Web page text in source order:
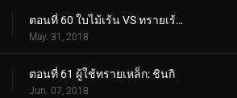
ตอนที่ 60 ใบไม้เร้น VS ทรายเร้นลับ
May. 31, 2018
ตอนที่ 61 ผู้ใช้ทรายเหล็ก: ชินกิ
Jun. 07, 2018